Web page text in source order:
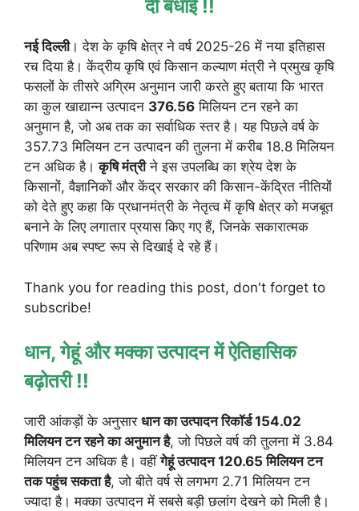
दी बधाई !!
नई दिल्ली। देश के कृषि क्षेत्र ने वर्ष 2025-26 में नया इतिहास
रच दिया है। केंद्रीय कृषि एवं किसान कल्याण मंत्री ने प्रमुख कृषि
फसलों के तीसरे अग्रिम अनुमान जारी करते हुए बताया कि भारत
का कुल खाद्यान्न उत्पादन 376.56 मिलियन टन रहने का
अनुमान है, जो अब तक का सर्वाधिक स्तर है। यह पिछले वर्ष के
357.73 मिलियन टन उत्पादन की तुलना में करीब 18.8 मिलियन
टन अधिक है।कृषि मंत्रीने इस उपलब्धि का श्रेय देश के
किसानों, वैज्ञानिकों और केंद्र सरकार की किसान-केंद्रित नीतियों
को देते हुए कहा कि प्रधानमंत्री के नेतृत्व में कृषि क्षेत्र को मजबूत
बनाने के लिए लगातार प्रयास किए गए हैं, जिनके सकारात्मक
परिणाम अब स्पष्ट रूप से दिखाई दे रहे हैं।
Thank you for reading this post, don't forget to
subscribe!
धान, गेहूं और मक्का उत्पादन में ऐतिहासिक
बढ़ोतरी !!
जारी आंकड़ों के अनुसार धान का उत्पादन रिकॉर्ड 154.02
मिलियन टन रहने का अनुमान है, जो पिछले वर्ष की तुलना में 3.84
मिलियन टन अधिक है। वहींगेहूं उत्पादन 120.65 मिलियन टन
तक पहुंच सकता है, जो बीते वर्ष से लगभग 2.71 मिलियन टन
ज्यादा है। मक्का उत्पादन में सबसे बड़ी छलांग देखने को मिली है।